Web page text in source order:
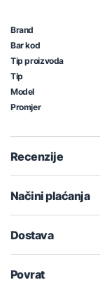
Brand
Bar kod
Tip proizvoda
Tip
Model
Promjer
Recenzije
Načini plaćanja
Dostava
Povrat